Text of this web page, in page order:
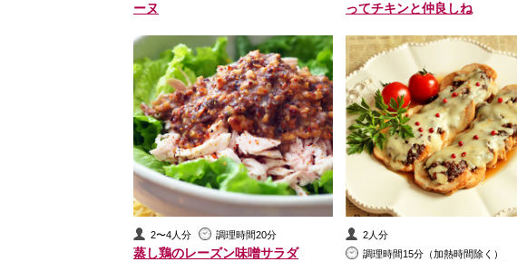
ーヌ
ってチキンと仲良しね
2〜4人分 調理時間20分
蒸し鶏のレーズン味噌サラダ
2人分
調理時間15分（加熱時間除く）